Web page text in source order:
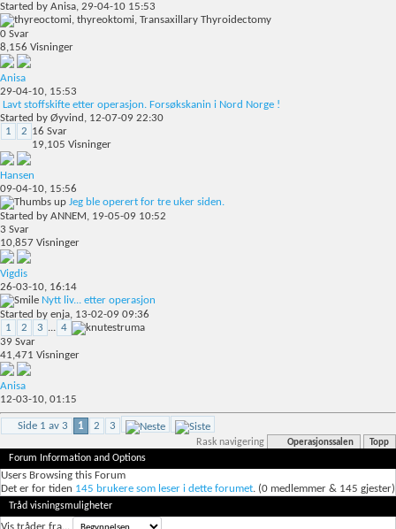
Started by Anisa, 29-04-10 15:53
0 Svar
8,156 Visninger
Anisa
29-04-10, 15:53
Lavt stoffskifte etter operasjon. Forsøkskanin i Nord Norge !
Started by Øyvind , 12-07-09 22:30
1
2 16 Svar
19,105 Visninger
Hansen
09-04-10, 15:56
Jeg ble operert for tre uker siden.
Started by ANNEM, 19-05-09 10:52
3 Svar
10,857 Visninger
Vigdis
26-03-10, 16:14
Nytt liv... etter operasjon
Started by enja, 13-02-09 09:36
1
2 3 ... 4
39 Svar
41,471 Visninger
Anisa
12-03-10, 01:15
Side 1 av 3 1 2 3
Rask navigering Operasjonssalen Topp
Forum Information and Options
Users Browsing this Forum
Det er for tiden 145 brukere som leser i dette forumet. (0 medlemmer & 145 gjester)
Tråd visningsmuligheter